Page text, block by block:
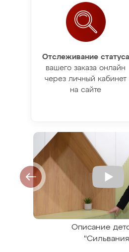
Отслеживание статуса
вашего заказа онлайн
через личный кабинет
на сайте
Описание